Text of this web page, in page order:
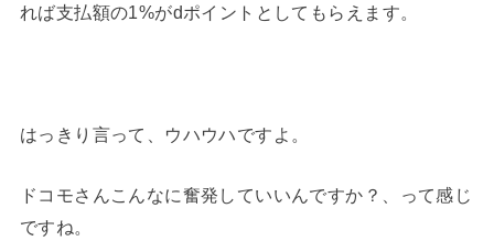
れば支払額の1%がdポイントとしてもらえます。
はっきり言って、ウハウハですよ。
ドコモさんこんなに奮発していいんですか？、って感じ
ですね。